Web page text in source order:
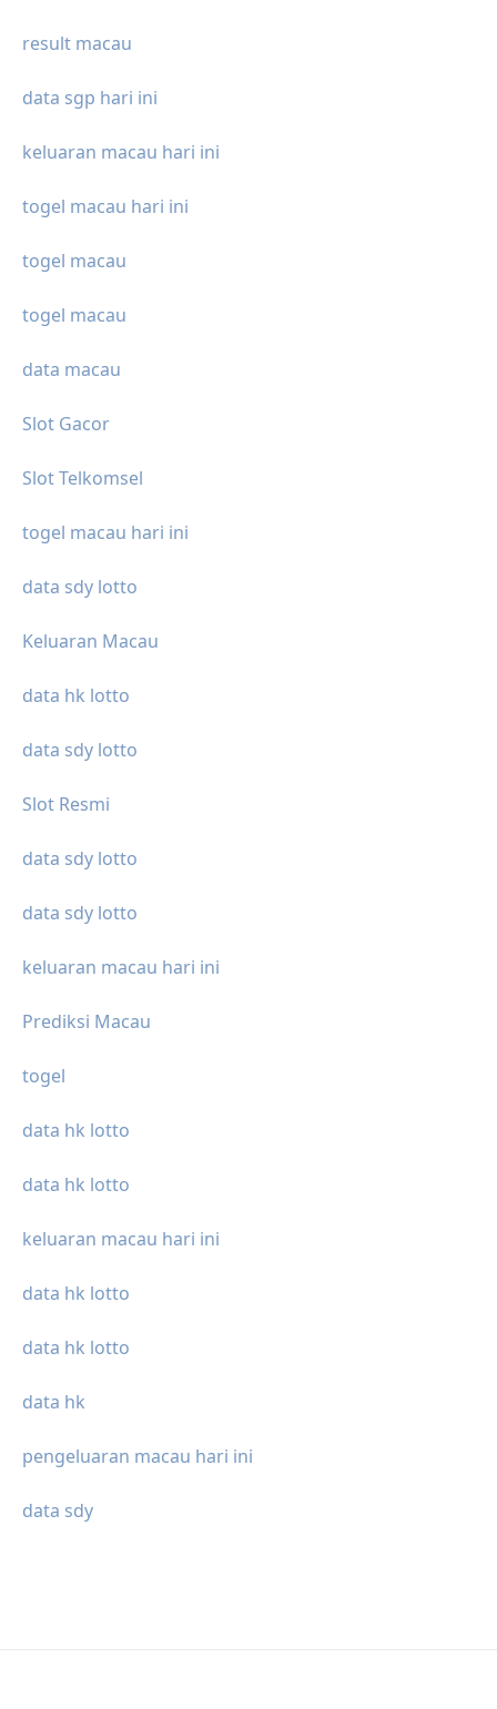
result macau
data sgp hari ini
keluaran macau hari ini
togel macau hari ini
togel macau
togel macau
data macau
Slot Gacor
Slot Telkomsel
togel macau hari ini
data sdy lotto
Keluaran Macau
data hk lotto
data sdy lotto
Slot Resmi
data sdy lotto
data sdy lotto
keluaran macau hari ini
Prediksi Macau
togel
data hk lotto
data hk lotto
keluaran macau hari ini
data hk lotto
data hk lotto
data hk
pengeluaran macau hari ini
data sdy